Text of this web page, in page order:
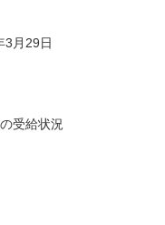
月29日
受給状況